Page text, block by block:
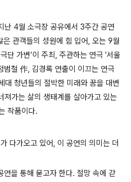
난 4월 소극장 공유에서 3주간 공연
은 관객들의 성원에 힘 입어, 오는 9월
극단 가변’이 주최 , 주관하는 연극 '서울
범철 作, 김경록 연출이 이끄는 연극
대 청년들의 절박한 미래와 꿈을 대변
져가는 삶의 생태계를 살아가고 있는
작품이다.
다가오고 있어, 이 공연의 의미는 더
연을 통해 묻고자 한다. 절망 속에 갇